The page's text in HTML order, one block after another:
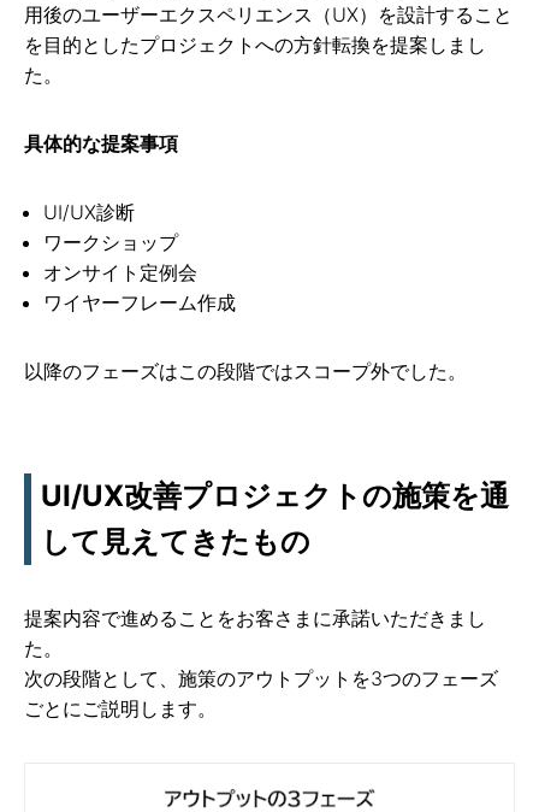
用後のユーザーエクスペリエンス（UX）を設計すること
を目的としたプロジェクトへの方針転換を提案しまし
た。
具体的な提案事項
UI/UX診断
ワークショップ
オンサイト定例会
ワイヤーフレーム作成
以降のフェーズはこの段階ではスコープ外でした。
UI/UX改善プロジェクトの施策を通
して見えてきたもの
提案内容で進めることをお客さまに承諾いただきまし
た。
次の段階として、施策のアウトプットを3つのフェーズ
ごとにご説明します。